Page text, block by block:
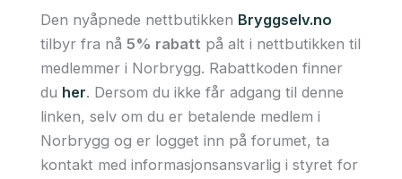
Den nyåpnede nettbutikken Bryggselv.no
tilbyr fra nå 5% rabatt på alt i nettbutikken til
medlemmer i Norbrygg. Rabattkoden finner
du her. Dersom du ikke får adgang til denne
linken, selv om du er betalende medlem i
Norbrygg og er logget inn på forumet, ta
kontakt med informasjonsansvarlig i styret for